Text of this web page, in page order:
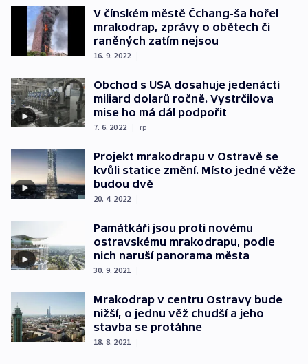
V čínském městě Čchang-ša hořel
mrakodrap, zprávy o obětech či
raněných zatím nejsou
16. 9. 2022 |
Obchod s USA dosahuje jedenácti
miliard dolarů ročně. Vystrčilova
mise ho má dál podpořit
7. 6. 2022 | rp
Projekt mrakodrapu v Ostravě se
kvůli statice změní. Místo jedné věže
budou dvě
20. 4. 2022 |
Památkáři jsou proti novému
ostravskému mrakodrapu, podle
nich naruší panorama města
30. 9. 2021 |
Mrakodrap v centru Ostravy bude
nižší, o jednu věž chudší a jeho
stavba se protáhne
18. 8. 2021 |